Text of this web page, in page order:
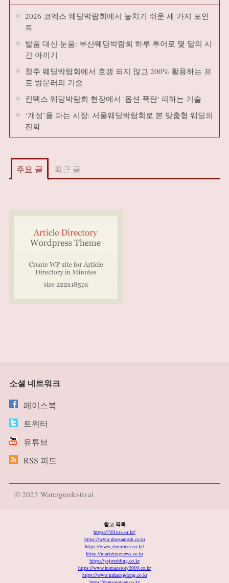
2026 코엑스 웨딩박람회에서 놓치기 쉬운 세 가지 포인
트
발품 대신 눈품: 부산웨딩박람회 하루 투어로 몇 달의 시
간 아끼기
청주 웨딩박람회에서 호갱 되지 않고 200% 활용하는 프
로 방문러의 기술
킨텍스 웨딩박람회 현장에서 '옵션 폭탄' 피하는 기술
‘개성’을 파는 시장: 서울웨딩박람회로 본 맞춤형 웨딩의
진화
주요 글 최근 글
소셜 네트워크
페이스북
트위터
유튜브
RSS 피드
© 2023 Watergunfestival
참고 목록
https://301nss.or.kr/
https://www.doosantech.co.kr
https://www.gtmasters.co.kr/
https://marketingnews.co.kr
https://ysjwedding.co.kr
https://www.humanstory2009.co.kr
https://www.nahaengdong.co.kr